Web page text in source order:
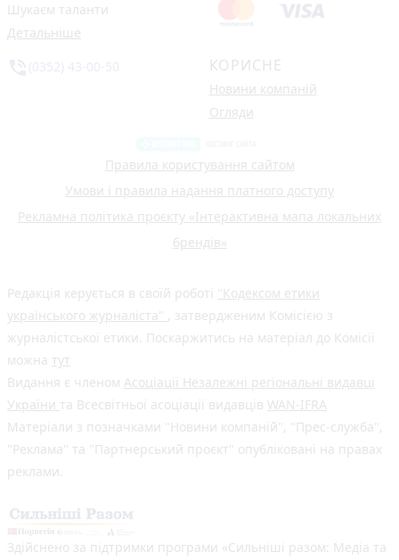
Шукаєм таланти
Детальніше
КОРИСНЕ
Новини компаній
Огляди
Правила користування сайтом
Умови і правила надання платного доступу
Рекламна політика проєкту «Інтерактивна мапа локальних
брендів»
Редакція керується в своїй роботі "Кодексом етики
українського журналіста" , затвердженим Комісією з
журналістської етики. Поскаржитись на матеріал до Комісії
можна тут
Видання є членом Асоціації Незалежні регіональні видавці
України та Всесвітньої асоціації видавців WAN-IFRA
Матеріали з позначками "Новини компаній", "Прес-служба",
"Реклама" та "Партнерський проєкт" опубліковані на правах
реклами.
Здійснено за підтримки програми «Сильніші разом: Медіа та